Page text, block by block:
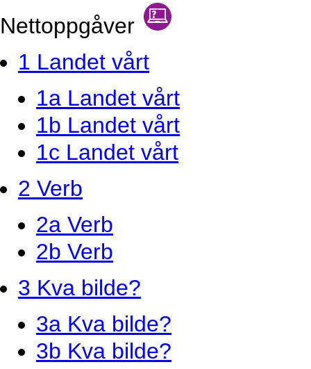
Nettoppgåver
1 Landet vårt
1a Landet vårt
1b Landet vårt
1c Landet vårt
2 Verb
2a Verb
2b Verb
3 Kva bilde?
3a Kva bilde?
3b Kva bilde?